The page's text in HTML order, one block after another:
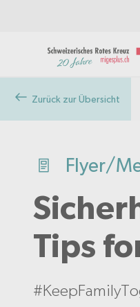
Zurück zur Übersicht
Flyer/
Tips